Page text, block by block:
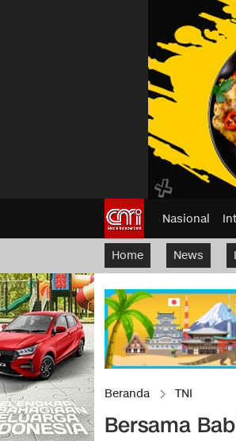
Nasional
Home News
Beranda TNI
Bersama